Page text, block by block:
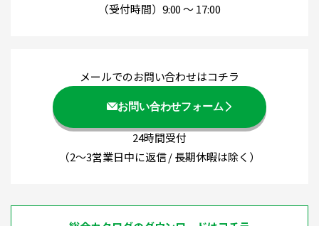
（受付時間）9:00 ～ 17:00
メールでのお問い合わせはコチラ
お問い合わせフォーム
24時間受付
（2～3営業日中に返信 / 長期休暇は除く）